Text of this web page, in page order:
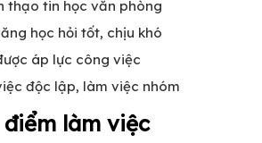
thạo tin học văn phòng
học hỏi tốt, chịu khó
áp lực công việc
độc lập, làm việc nhóm
làm việc